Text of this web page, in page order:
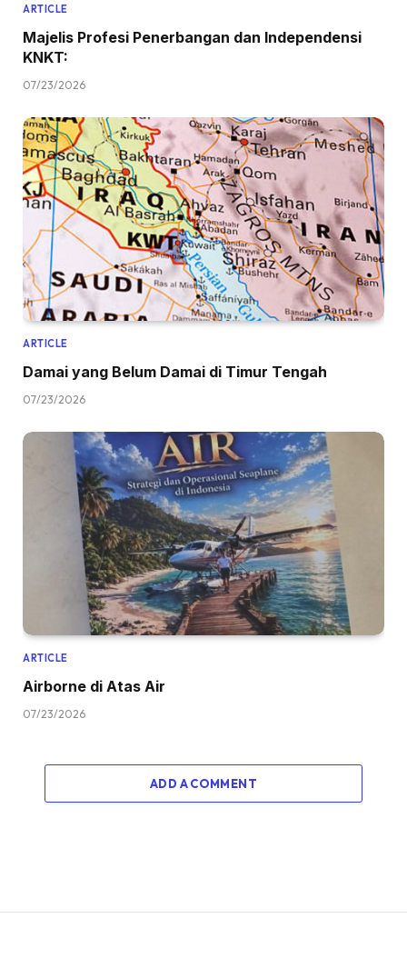
ARTICLE
Majelis Profesi Penerbangan dan Independensi
KNKT:
07/23/2026
ARTICLE
Damai yang Belum Damai di Timur Tengah
07/23/2026
ARTICLE
Airborne di Atas Air
07/23/2026
ADD A COMMENT